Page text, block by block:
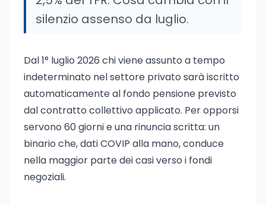
silenzio assenso da luglio.
Dal 1° luglio 2026 chi viene assunto a tempo
indeterminato nel settore privato sarà iscritto
automaticamente al fondo pensione previsto
dal contratto collettivo applicato. Per opporsi
servono 60 giorni e una rinuncia scritta: un
binario che, dati COVIP alla mano, conduce
nella maggior parte dei casi verso i fondi
negoziali.